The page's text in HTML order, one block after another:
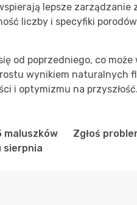
lepsze zarządzanie
liczby i specyfiki
od poprzedniego, co
wynikiem naturalnych
i optymizmu na przyszłość.
maluszków
sierpnia
Zgłoś